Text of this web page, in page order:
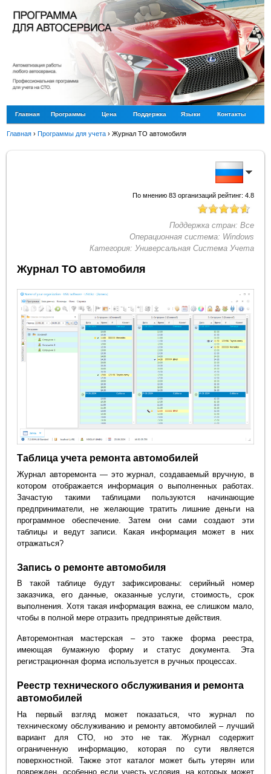
Главная Программы Цена Поддержка Языки Контакты
Главная ›Программы для учета ›Журнал ТО автомобиля
По мнению 83организаций рейтинг: 4.8
Поддержка стран: Все
Операционная система: Windows
Категория: Универсальная Система Учета
Журнал ТО автомобиля
Таблица учета ремонта автомобилей
Журнал авторемонта — это журнал, создаваемый вручную, в
котором отображается информация о выполненных работах.
Зачастую такими таблицами пользуются начинающие
предприниматели, не желающие тратить лишние деньги на
программное обеспечение. Затем они сами создают эти
таблицы и ведут записи. Какая информация может в них
отражаться?
Запись о ремонте автомобиля
В такой таблице будут зафиксированы: серийный номер
заказчика, его данные, оказанные услуги, стоимость, срок
выполнения. Хотя такая информация важна, ее слишком мало,
чтобы в полной мере отразить предпринятые действия.
Авторемонтная мастерская – это также форма реестра,
имеющая бумажную форму и статус документа. Эта
регистрационная форма используется в ручных процессах.
Реестр технического обслуживания и ремонта
автомобилей
На первый взгляд может показаться, что журнал по
техническому обслуживанию и ремонту автомобилей – лучший
вариант для СТО, но это не так. Журнал содержит
ограниченную информацию, которая по сути является
поверхностной. Также этот каталог может быть утерян или
поврежден, особенно если учесть условия, на которых может